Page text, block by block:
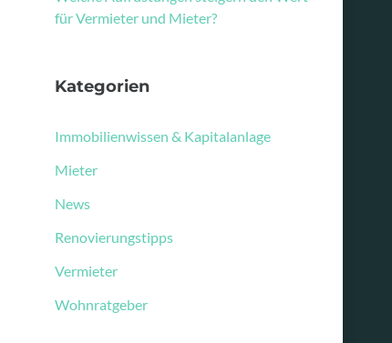
für Vermieter und Mieter?
Kategorien
Immobilienwissen & Kapitalanlage
Mieter
News
Renovierungstipps
Vermieter
Wohnratgeber